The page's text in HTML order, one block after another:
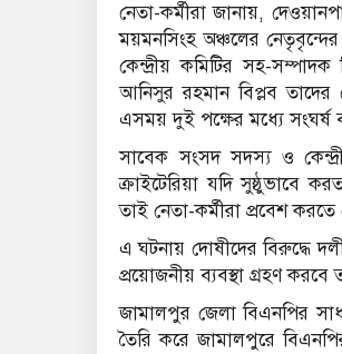
নেতা-কর্মীরা জানায়,
ময়মনসিংহ অঞ্চলের
কেন্দ্রীয় কমিটির সহ-
আনিসুর রহমান বিপ্লব তাদের
এসময় দুই পক্ষের মধ্যে সংঘর্ষ
সাবেক সংসদ সদস্য ও
ক্রাইটেরিয়া যদি সুষ্ঠুভাবে
তাই নেতা-কর্মীরা প্রবেশ করতে
এ ঘটনায় দোষীদের বিরুদ্ধে
প্রয়োজনীয় ব্যবস্থা গ্রহণ করবে
জামালপুর জেলা বিএনপির
তৈরি করে জামালপুরে